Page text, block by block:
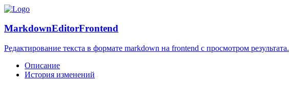
MarkdownEditorFrontend
Редактирование текста в формате markdown на frontend c просмотром результата.
Описание
История изменений